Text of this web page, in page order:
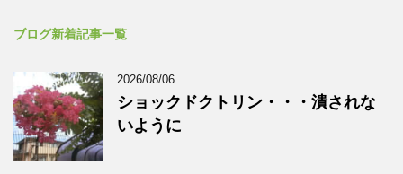
ブログ新着記事一覧
2026/08/06
ショックドクトリン・・・潰されな
いように